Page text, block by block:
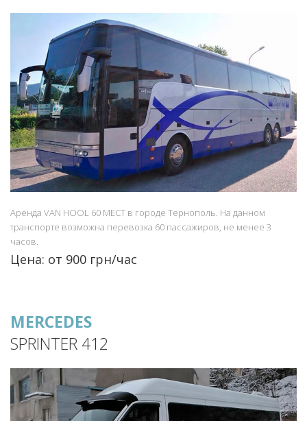
Аренда VAN HOOL 60 МЕСТ в городе Тернополь. На данном
транспорте возможна перевозка 60 пассажиров, не менее 3
часов.
Цена: от 900 грн/час
MERCEDES
SPRINTER 412